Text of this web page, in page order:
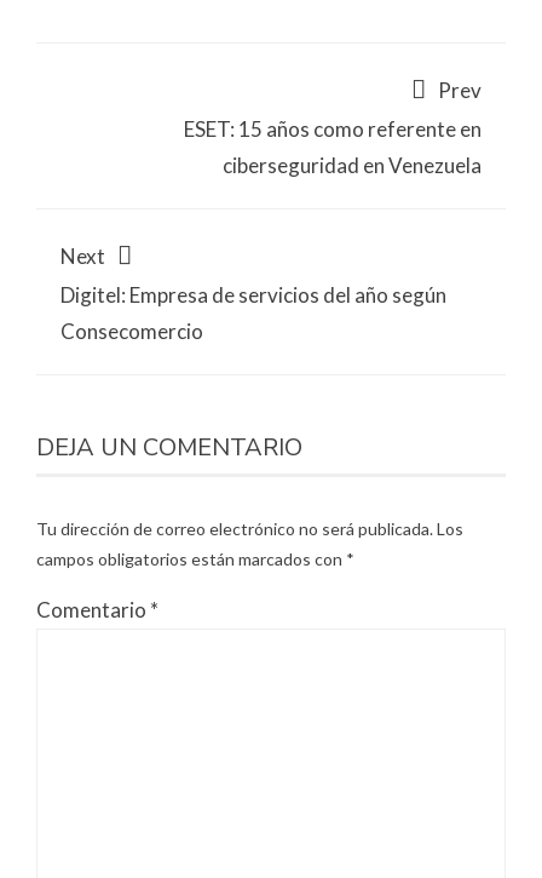
Prev
ESET: 15 años como referente en
ciberseguridad en Venezuela
Next
Digitel: Empresa de servicios del año según
Consecomercio
DEJA UN COMENTARIO
Tu dirección de correo electrónico no será publicada.Los
campos obligatorios están marcados con *
Comentario *